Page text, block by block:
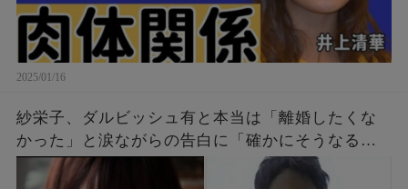
2025/01/16
紗栄子、ダルビッシュ有と本当は「離婚したくな
かった」と涙ながらの告白に「確かにそうなるよ
な」「自分なら無理だわ！」